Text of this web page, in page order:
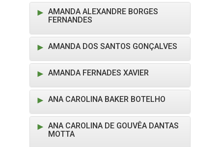
AMANDA ALEXANDRE BORGES
FERNANDES
AMANDA DOS SANTOS GONÇALVES
AMANDA FERNADES XAVIER
ANA CAROLINA BAKER BOTELHO
ANA CAROLINA DE GOUVÊA DANTAS
MOTTA